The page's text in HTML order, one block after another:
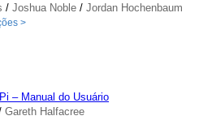
/ Joshua Noble / Jordan Hochenbaum
>
– Manual do Usuário
Gareth Halfacree